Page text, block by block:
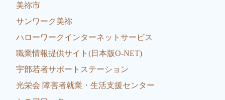
美祢市
サンワーク美祢
ハローワークインターネットサービス
職業情報提供サイト(日本版O-NET)
宇部若者サポートステーション
光栄会 障害者就業・生活支援センター